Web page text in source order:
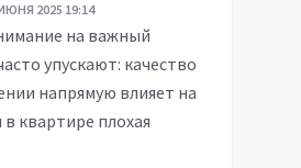
2025 19:14
на важный
упускают: качество
напрямую влияет на
в квартире плохая